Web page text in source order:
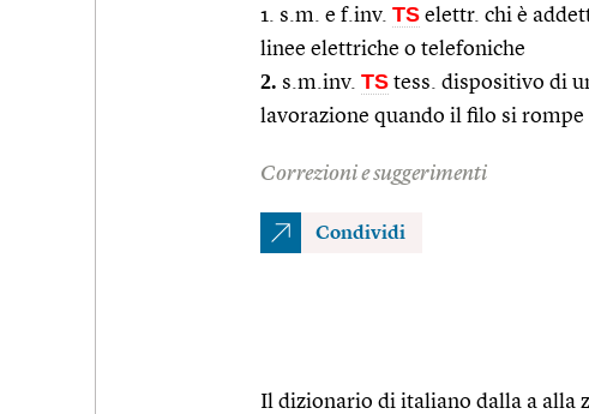
1. s.m. e f.inv. TS elettr. chi è
linee elettriche o telefoniche
2. s.m.inv. TS tess. dispositivo di
lavorazione quando il filo si rompe
Correzioni e suggerimenti
Condividi
Il dizionario di italiano dalla a alla z